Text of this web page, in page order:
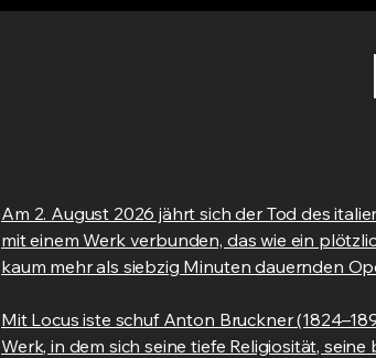
Am 2. August 2026 jährt sich der Tod des
mit einem Werk verbunden, das wie ein
kaum mehr als siebzig Minuten dauernden
Mit Locus iste schuf Anton Bruckner
Werk, in dem sich seine tiefe Religiosität,